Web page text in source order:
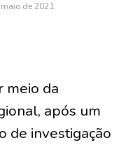
de 2021
meio da
após um
de investigação